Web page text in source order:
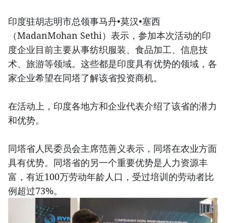
印度驻胡志明市总领事马丹•莫汉•塞西
（MadanMohan Sethi）表示，参加本次活动的印
度企业目前主要从事纺织服装、食品加工、信息技
术、旅游等领域。这些都是印度具有优势的领域，各
家企业希望在同塔了解该省投资商机。
在活动上，印度各地方和企业代表介绍了该省的潜力
和优势。
同塔省人民委员会主席范善义表示，同塔在农业方面
具有优势。同塔省的另一个重要优势是人力资源丰
富，有近100万劳动年龄人口，受过培训的劳动者比
例超过73%。